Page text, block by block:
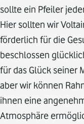
sollte ein Pfeiler
Hier sollten wir
förderlich für die
beschlossen
für das Glück seiner
aber wir können
ihnen eine
Atmosphäre